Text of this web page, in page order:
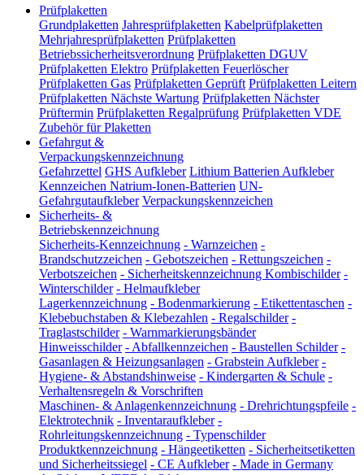
Prüfplaketten
Grundplaketten Jahresprüfplaketten Kabelprüfplaketten
Mehrjahresprüfplaketten Prüfplaketten
Betriebssicherheitsverordnung Prüfplaketten DGUV
Prüfplaketten Elektro Prüfplaketten Feuerlöscher
Prüfplaketten Gas Prüfplaketten Geprüft Prüfplaketten Leitern
Prüfplaketten Nächste Wartung Prüfplaketten Nächster
Prüftermin Prüfplaketten Regalprüfung Prüfplaketten VDE
Zubehör für Plaketten
Gefahrgut &
Verpackungskennzeichnung
Gefahrzettel GHS Aufkleber Lithium Batterien Aufkleber
Kennzeichen Natrium-Ionen-Batterien UN-
Gefahrgutaufkleber Verpackungskennzeichen
Sicherheits- &
Betriebskennzeichnung
Sicherheits-Kennzeichnung - Warnzeichen -
Brandschutzzeichen - Gebotszeichen - Rettungszeichen -
Verbotszeichen - Sicherheitskennzeichnung Kombischilder -
Winterschilder - Helmaufkleber
Lagerkennzeichnung - Bodenmarkierung - Etikettentaschen -
Klebebuchstaben & Klebezahlen - Regalschilder -
Traglastschilder - Warnmarkierungsbänder
Hinweisschilder - Abfallkennzeichen - Baustellen Schilder -
Gasanlagen & Heizungsanlagen - Grabstein Aufkleber -
Hygiene- & Abstandshinweise - Kindergarten & Schule -
Verhaltensregeln & Vorschriften
Maschinen- & Anlagenkennzeichnung - Drehrichtungspfeile -
Elektrotechnik - Inventaraufkleber -
Rohrleitungskennzeichnung - Typenschilder
Produktkennzeichnung - Hängeetiketten - Sicherheitsetiketten
und Sicherheitssiegel - CE Aufkleber - Made in Germany